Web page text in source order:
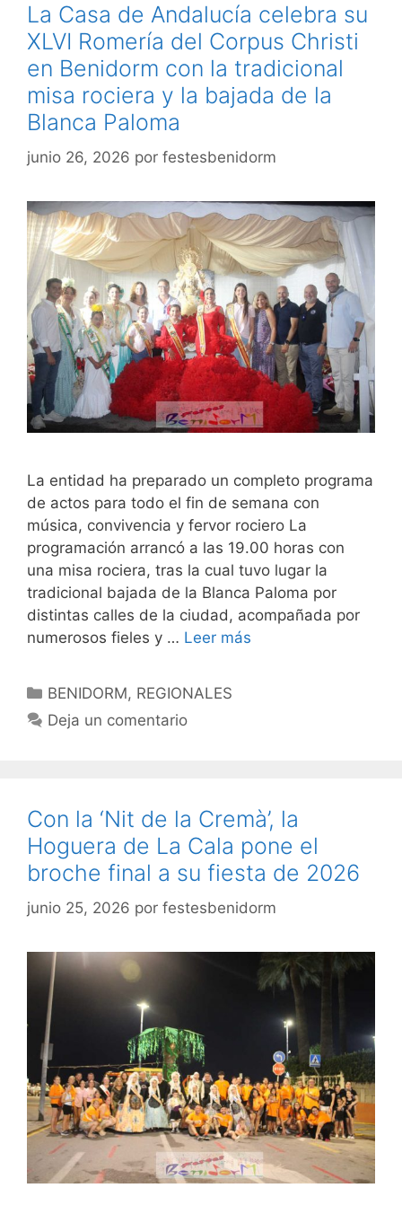
La Casa de Andalucía celebra su
XLVI Romería del Corpus Christi
en Benidorm con la tradicional
misa rociera y la bajada de la
Blanca Paloma
junio 26, 2026 por festesbenidorm
La entidad ha preparado un completo programa
de actos para todo el fin de semana con
música, convivencia y fervor rociero La
programación arrancó a las 19.00 horas con
una misa rociera, tras la cual tuvo lugar la
tradicional bajada de la Blanca Paloma por
distintas calles de la ciudad, acompañada por
numerosos fieles y … Leer más
Categorías
BENIDORM, REGIONALES
Deja un comentario
Con la ‘Nit de la Cremà’, la
Hoguera de La Cala pone el
broche final a su fiesta de 2026
junio 25, 2026 por festesbenidorm